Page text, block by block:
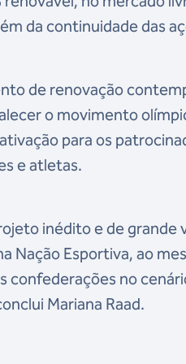
da continuidade das
de renovação
o movimento
para os
e atletas.
inédito e de grande
Nação Esportiva, ao
confederações no
Mariana Raad.